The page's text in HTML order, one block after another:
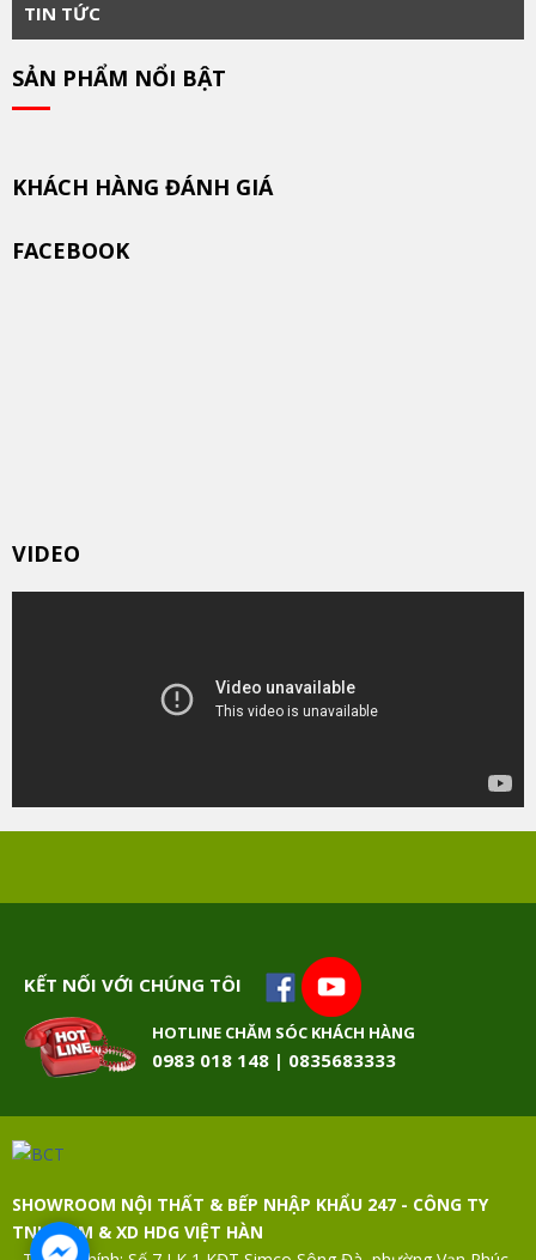
TIN TỨC
SẢN PHẨM NỔI BẬT
KHÁCH HÀNG ĐÁNH GIÁ
FACEBOOK
VIDEO
KẾT NỐI VỚI CHÚNG TÔI
HOTLINE CHĂM SÓC KHÁCH HÀNG
0983 018 148 | 0835683333
SHOWROOM NỘI THẤT & BẾP NHẬP KHẨU 247 - CÔNG TY
TNHH TM & XD HDG VIỆT HÀN